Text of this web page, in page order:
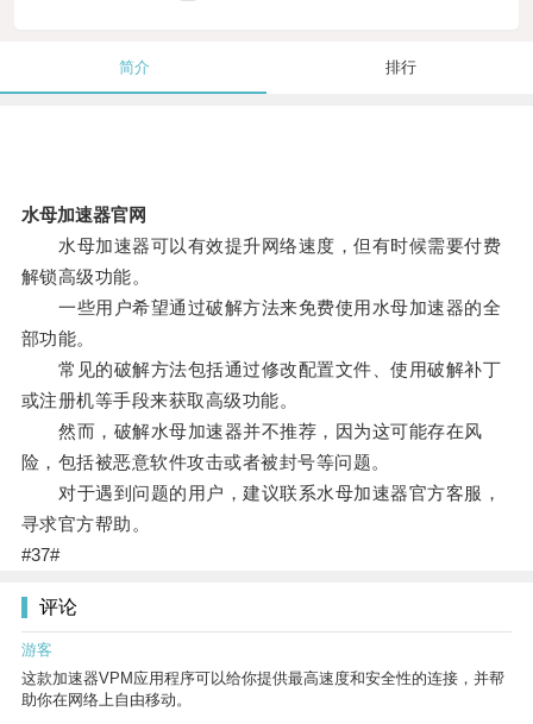
简介 排行
水母加速器官网
水母加速器可以有效提升网络速度，但有时候需要付费
解锁高级功能。
一些用户希望通过破解方法来免费使用水母加速器的全
部功能。
常见的破解方法包括通过修改配置文件、使用破解补丁
或注册机等手段来获取高级功能。
然而，破解水母加速器并不推荐，因为这可能存在风
险，包括被恶意软件攻击或者被封号等问题。
对于遇到问题的用户，建议联系水母加速器官方客服，
寻求官方帮助。
#37#
评论
游客
这款加速器VPM应用程序可以给你提供最高速度和安全性的连接，并帮
助你在网络上自由移动。